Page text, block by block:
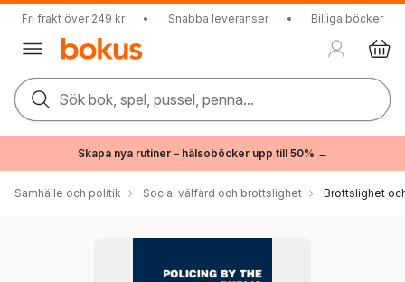
Fri frakt över 249 kr • Snabba leveranser • Billiga böcker
Sök bok, spel, pussel, penna...
Skapa nya rutiner – hälsoböcker upp till 50% →
Samhälle och politik Social välfärd och brottslighet Brottslighet